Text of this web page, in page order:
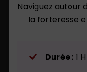
Naviguez autour
la forteresse
Durée : 1 H